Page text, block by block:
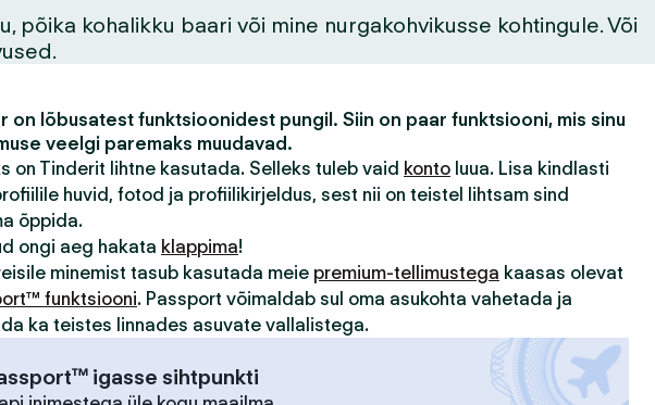
põika kohalikku baari või mine nurgakohvikusse kohtingule. Või
on lõbusatest funktsioonidest pungil. Siin on paar funktsiooni, mis sinu
veelgi paremaks muudavad.
on Tinderit lihtne kasutada. Selleks tuleb vaid konto luua. Lisa kindlasti
huvid, fotod ja profiilikirjeldus, sest nii on teistel lihtsam sind
õppida.
ongi aeg hakata klappima!
minemist tasub kasutada meie premium-tellimustega kaasas olevat
funktsiooni. Passport võimaldab sul oma asukohta vahetada ja
ka teistes linnades asuvate vallalistega.
igasse sihtpunkti